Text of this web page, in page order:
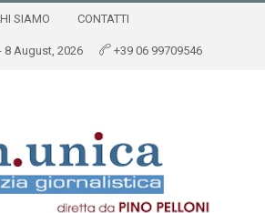
SIAMO CONTATTI
8 August, 2026 +39 06 99709546